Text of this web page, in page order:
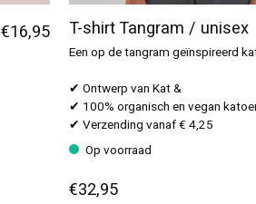
€16,95 T-shirt Tangram / unisex
Een op de tangram geïnspireerd
✔ Ontwerp van Kat &
✔ 100% organisch en vegan
✔ Verzending vanaf € 4,25
Op voorraad
€32,95